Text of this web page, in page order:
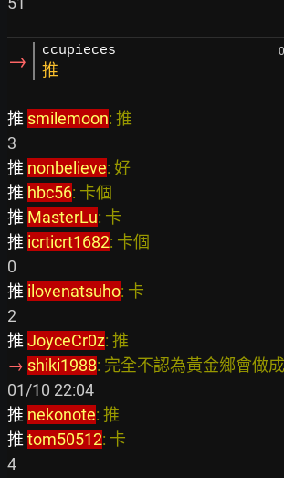
→ ccupieces
推
推 smilemoon:
推 nonbelieve:
推 hbc56: 卡
推 MasterLu:
推 icrticrt1682: 卡
推 ilovenatsuho:
推 JoyceCr0z:
→ shiki1988
推 nekonote:
推 tom50512: